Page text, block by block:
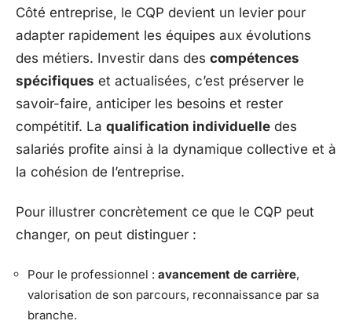
Côté entreprise, le CQP devient un levier pour
adapter rapidement les équipes aux évolutions
des métiers. Investir dans des compétences
spécifiques et actualisées, c’est préserver le
savoir-faire, anticiper les besoins et rester
compétitif. La qualification individuelle des
salariés profite ainsi à la dynamique collective et à
la cohésion de l’entreprise.
Pour illustrer concrètement ce que le CQP peut
changer, on peut distinguer :
Pour le professionnel : avancement de carrière,
valorisation de son parcours, reconnaissance par sa
branche.